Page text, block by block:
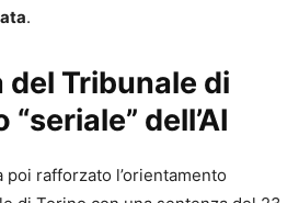
.
del Tribunale di
“seriale” dell’AI
poi rafforzato l’orientamento